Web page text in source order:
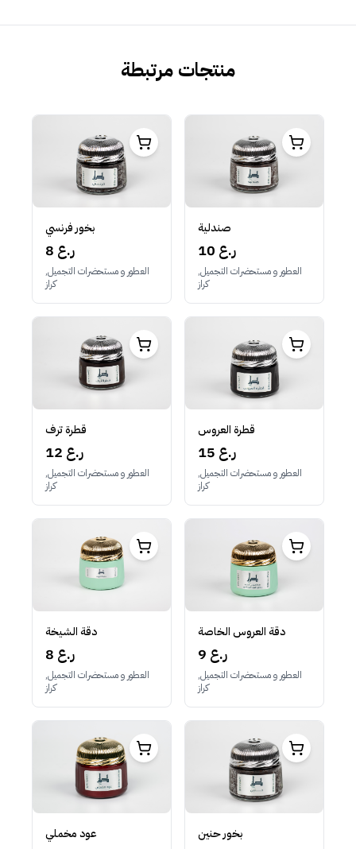
منتجات مرتبطة
بخور فرنسي
8 ر.ع
العطور و مستحضرات التجميل,
كراز
صندلية
10 ر.ع
العطور و مستحضرات التجميل,
كراز
قطرة ترف
12 ر.ع
العطور و مستحضرات التجميل,
كراز
قطرة العروس
15 ر.ع
العطور و مستحضرات التجميل,
كراز
دقة الشيخة
8 ر.ع
العطور و مستحضرات التجميل,
كراز
دقة العروس الخاصة
9 ر.ع
العطور و مستحضرات التجميل,
كراز
عود مخملي بخور حنين